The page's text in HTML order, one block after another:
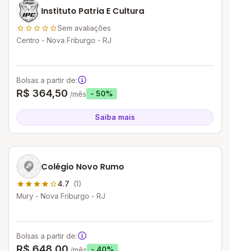
Instituto Patria E Cultura
Sem avaliações
Centro - Nova Friburgo - RJ
Bolsas a partir de:
R$ 364,50 /mês - 50%
Saiba mais
Colégio Novo Rumo
4.7 (1)
Mury - Nova Friburgo - RJ
Bolsas a partir de:
- 40%